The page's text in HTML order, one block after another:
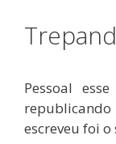
Pessoal
escreveu foi